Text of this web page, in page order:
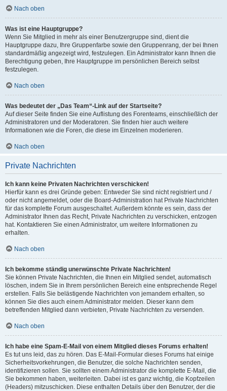
Nach oben
Was ist eine Hauptgruppe?
Wenn Sie Mitglied in mehr als einer Benutzergruppe sind, dient die
Hauptgruppe dazu, Ihre Gruppenfarbe sowie den Gruppenrang, der bei Ihnen
standardmäßig angezeigt wird, festzulegen. Ein Administrator kann Ihnen die
Berechtigung geben, Ihre Hauptgruppe im persönlichen Bereich selbst
festzulegen.
Nach oben
Was bedeutet der „Das Team“-Link auf der Startseite?
Auf dieser Seite finden Sie eine Auflistung des Forenteams, einschließlich der
Administratoren und der Moderatoren. Sie finden hier auch weitere
Informationen wie die Foren, die diese im Einzelnen moderieren.
Nach oben
Private Nachrichten
Ich kann keine Privaten Nachrichten verschicken!
Hierfür kann es drei Gründe geben: Entweder Sie sind nicht registriert und /
oder nicht angemeldet, oder die Board-Administration hat Private Nachrichten
für das komplette Forum ausgeschaltet. Außerdem könnte es sein, dass der
Administrator Ihnen das Recht, Private Nachrichten zu verschicken, entzogen
hat. Kontaktieren Sie einen Administrator, um weitere Informationen zu
erhalten.
Nach oben
Ich bekomme ständig unerwünschte Private Nachrichten!
Sie können Private Nachrichten, die Ihnen ein Mitglied sendet, automatisch
löschen, indem Sie in Ihrem persönlichen Bereich eine entsprechende Regel
erstellen. Falls Sie belästigende Nachrichten von jemandem erhalten, so
können Sie dies auch einem Administrator melden. Dieser kann dem
betreffenden Mitglied dann verbieten, Private Nachrichten zu versenden.
Nach oben
Ich habe eine Spam-E-Mail von einem Mitglied dieses Forums erhalten!
Es tut uns leid, das zu hören. Das E-Mail-Formular dieses Forums hat einige
Sicherheitsvorkehrungen, die Benutzer, die solche Nachrichten senden,
identifizieren sollen. Sie sollten einem Administrator die komplette E-Mail, die
Sie bekommen haben, weiterleiten. Dabei ist es ganz wichtig, die Kopfzeilen
(Headers) mitzuschicken. Diese enthalten Details über den Benutzer, der die